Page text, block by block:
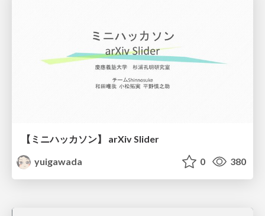
【ミニハッカソン】 arXiv Slider
yuigawada
0 380